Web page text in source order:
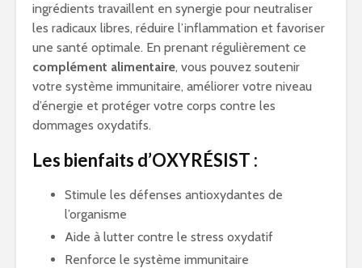
ingrédients travaillent en synergie pour neutraliser
les radicaux libres, réduire l’inflammation et favoriser
une santé optimale. En prenant régulièrement ce
complément alimentaire, vous pouvez soutenir
votre système immunitaire, améliorer votre niveau
d’énergie et protéger votre corps contre les
dommages oxydatifs.
Les bienfaits d’OXYRÉSIST :
Stimule les défenses antioxydantes de
l’organisme
Aide à lutter contre le stress oxydatif
Renforce le système immunitaire